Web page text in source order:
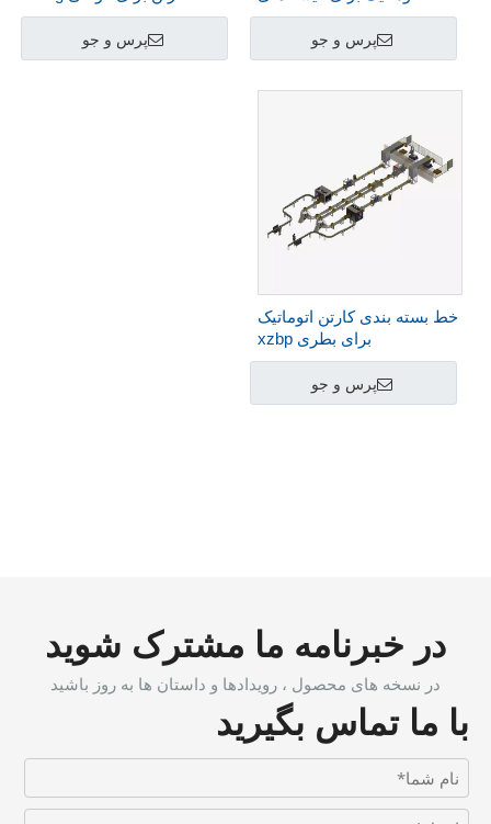
XZBD
پرس و جو پرس و جو
خط بسته بندی کارتن اتوماتیک
برای بطری xzbp
پرس و جو
در خبرنامه ما مشترک شوید
در نسخه های محصول ، رویدادها و داستان ها به روز باشید
با ما تماس بگیرید